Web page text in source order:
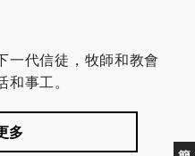
一代信徒，牧師和教會
事工。
多